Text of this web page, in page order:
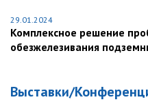
29.01.2024
Комплексное решение
обезжелезивания
Выставки/